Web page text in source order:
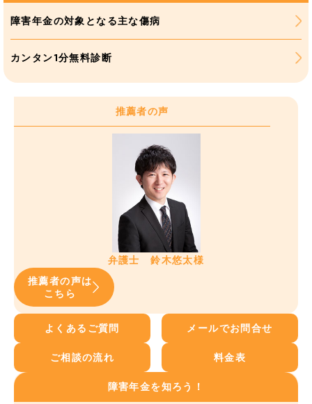
障害年金の対象となる主な傷病
カンタン1分無料診断
推薦者の声
弁護士 鈴木悠太様
推薦者の声は
こちら
よくあるご質問 メールでお問合せ
ご相談の流れ 料金表
障害年金を知ろう！